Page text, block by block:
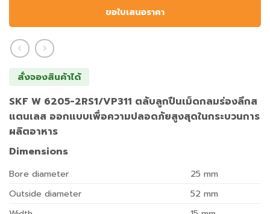
ขอใบเสนอราคา
สั่งจองสินค้าได้
SKF W 6205-2RS1/VP311 ตลับลูกปืนเม็ดกลมร่องลึกส
แตนเลส ออกแบบเพื่อความปลอดภัยสูงสุดในกระบวนการ
ผลิตอาหาร
Dimensions
Bore diameter 25 mm
Outside diameter
52 mm